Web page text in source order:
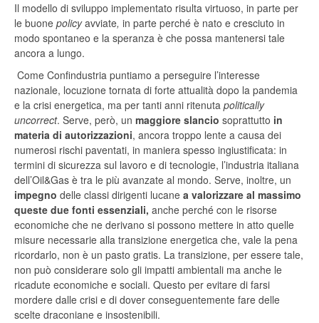
Il modello di sviluppo implementato risulta virtuoso, in parte per
le buone policyavviate, in parte perché è nato e cresciuto in
modo spontaneo e la speranza è che possa mantenersi tale
ancora a lungo.
Come Confindustria puntiamo a perseguire l’interesse
nazionale, locuzione tornata di forte attualità dopo la pandemia
e la crisi energetica, ma per tanti anni ritenuta politically
uncorrect. Serve, però, un maggiore slancio soprattutto in
materia di autorizzazioni, ancora troppo lente a causa dei
numerosi rischi paventati, in maniera spesso ingiustificata: in
termini di sicurezza sul lavoro e di tecnologie, l’industria italiana
dell’Oil&Gas è tra le più avanzate al mondo. Serve, inoltre, un
impegno delle classi dirigenti lucane a valorizzare al massimo
queste due fonti essenziali, anche perché con le risorse
economiche che ne derivano si possono mettere in atto quelle
misure necessarie alla transizione energetica che, vale la pena
ricordarlo, non è un pasto gratis. La transizione, per essere tale,
non può considerare solo gli impatti ambientali ma anche le
ricadute economiche e sociali. Questo per evitare di farsi
mordere dalle crisi e di dover conseguentemente fare delle
scelte draconiane e insostenibili.